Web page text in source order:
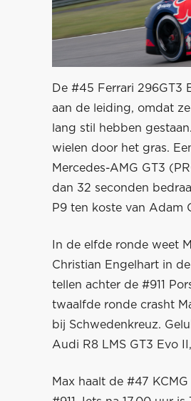
De #45 Ferrari 296GT3
aan de leiding, omdat
lang stil hebben
wielen door het gras.
Mercedes-AMG GT3
dan 32 seconden
P9 ten koste van Adam
In de elfde ronde weet
Christian Engelhart in
tellen achter de #911
twaalfde ronde crasht
bij Schwedenkreuz.
Audi R8 LMS GT3 Evo
Max haalt de #47